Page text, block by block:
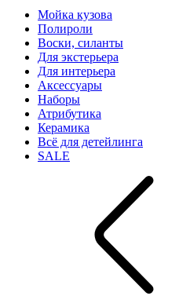
Мойка кузова
Полироли
Воски, силанты
Для экстерьера
Для интерьера
Аксессуары
Наборы
Атрибутика
Керамика
Всё для детейлинга
SALE